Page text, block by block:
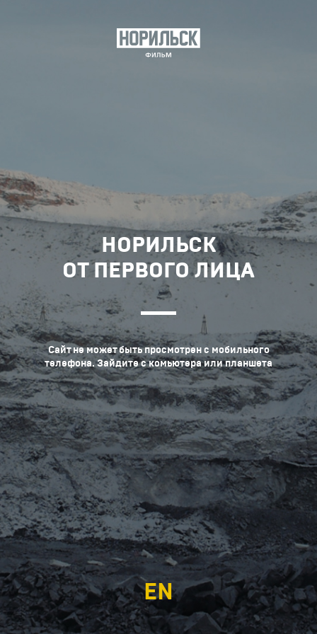
НОРИЛЬСК
ОТ ПЕРВОГО ЛИЦА
Сайт не может быть просмотрен с мобильного
телефона. Зайдите с комьютера или планшета
EN